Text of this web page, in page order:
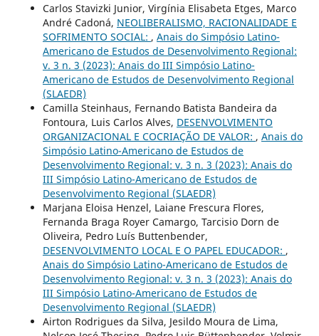
Carlos Stavizki Junior, Virgínia Elisabeta Etges, Marco
André Cadoná, NEOLIBERALISMO, RACIONALIDADE E
SOFRIMENTO SOCIAL: , Anais do Simpósio Latino-
Americano de Estudos de Desenvolvimento Regional:
v. 3 n. 3 (2023): Anais do III Simpósio Latino-
Americano de Estudos de Desenvolvimento Regional
(SLAEDR)
Camilla Steinhaus, Fernando Batista Bandeira da
Fontoura, Luis Carlos Alves, DESENVOLVIMENTO
ORGANIZACIONAL E COCRIAÇÃO DE VALOR: , Anais do
Simpósio Latino-Americano de Estudos de
Desenvolvimento Regional: v. 3 n. 3 (2023): Anais do
III Simpósio Latino-Americano de Estudos de
Desenvolvimento Regional (SLAEDR)
Marjana Eloisa Henzel, Laiane Frescura Flores,
Fernanda Braga Royer Camargo, Tarcisio Dorn de
Oliveira, Pedro Luís Buttenbender,
DESENVOLVIMENTO LOCAL E O PAPEL EDUCADOR: ,
Anais do Simpósio Latino-Americano de Estudos de
Desenvolvimento Regional: v. 3 n. 3 (2023): Anais do
III Simpósio Latino-Americano de Estudos de
Desenvolvimento Regional (SLAEDR)
Airton Rodrigues da Silva, Jesildo Moura de Lima,